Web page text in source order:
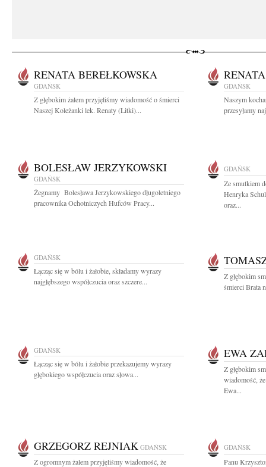
RENATA BEREŁKOWSKA
GDAŃSK
Z głębokim żalem przyjęliśmy wiadomość o śmierci
Naszej Koleżanki lek. Renaty (Litki)...
GDAŃSK
Naszym
przesyłamy
BOLESŁAW JERZYKOWSKI
GDAŃSK
Żegnamy Bolesława Jerzykowskiego długoletniego
pracownika Ochotniczych Hufców Pracy...
GDAŃSK
Ze smutkiem
Henryka
oraz...
GDAŃSK
Łącząc się w bólu i żałobie, składamy wyrazy
najgłębszego współczucia oraz szczere...
Z głębokim
śmierci Brata
GDAŃSK
Łącząc się w bólu i żałobie przekazujemy wyrazy
głębokiego współczucia oraz słowa...
EWA
Z głębokim
wiadomość,
Ewa...
GRZEGORZ REJNIAK GDAŃSK
Z ogromnym żalem przyjęliśmy wiadomość, że
GDAŃSK
Panu